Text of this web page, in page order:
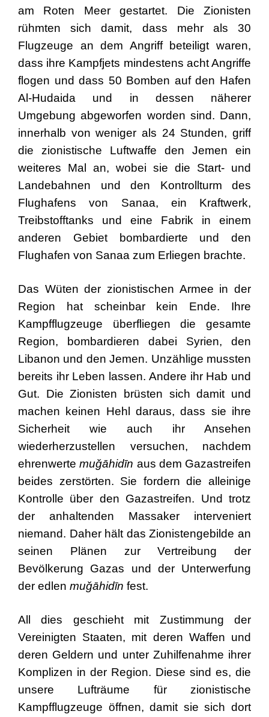
am Roten Meer gestartet. Die Zionisten
rühmten sich damit, dass mehr als 30
Flugzeuge an dem Angriff beteiligt waren,
dass ihre Kampfjets mindestens acht Angriffe
flogen und dass 50 Bomben auf den Hafen
Al-Hudaida und in dessen näherer
Umgebung abgeworfen worden sind. Dann,
innerhalb von weniger als 24 Stunden, griff
die zionistische Luftwaffe den Jemen ein
weiteres Mal an, wobei sie die Start- und
Landebahnen und den Kontrollturm des
Flughafens von Sanaa, ein Kraftwerk,
Treibstofftanks und eine Fabrik in einem
anderen Gebiet bombardierte und den
Flughafen von Sanaa zum Erliegen brachte.
Das Wüten der zionistischen Armee in der
Region hat scheinbar kein Ende. Ihre
Kampfflugzeuge überfliegen die gesamte
Region, bombardieren dabei Syrien, den
Libanon und den Jemen. Unzählige mussten
bereits ihr Leben lassen. Andere ihr Hab und
Gut. Die Zionisten brüsten sich damit und
machen keinen Hehl daraus, dass sie ihre
Sicherheit wie auch ihr Ansehen
wiederherzustellen versuchen, nachdem
ehrenwertemuǧāhidīn aus dem Gazastreifen
beides zerstörten. Sie fordern die alleinige
Kontrolle über den Gazastreifen. Und trotz
der anhaltenden Massaker interveniert
niemand. Daher hält das Zionistengebilde an
seinen Plänen zur Vertreibung der
Bevölkerung Gazas und der Unterwerfung
der edlen muǧāhidīn fest.
All dies geschieht mit Zustimmung der
Vereinigten Staaten, mit deren Waffen und
deren Geldern und unter Zuhilfenahme ihrer
Komplizen in der Region. Diese sind es, die
unsere Lufträume für zionistische
Kampfflugzeuge öffnen, damit sie sich dort